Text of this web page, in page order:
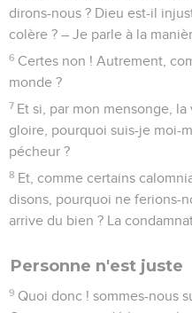
dirons-nous ? Dieu est-il
colère ? – Je parle à la
6 Certes non ! Autrement,
monde ?
7 Et si, par mon mensonge,
gloire, pourquoi suis-je moi-
pécheur ?
8 Et, comme certains
disons, pourquoi ne ferions-
arrive du bien ? La
Personne n'est juste
9 Quoi donc ! sommes-nous